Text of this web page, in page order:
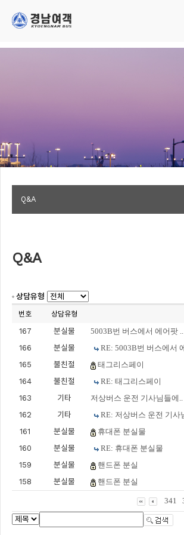
Q&A
Q&A
상담유형
번호 상담유형
167 분실물
5003B번 버스에서 에어팟 ..
166
분실물
RE: 5003B번 버스에서
165
불친절
태그리스페이
164
불친절
RE: 태그리스페이
163
기타
저상버스 운전 기사님들에..
162
기타
RE: 저상버스 운전 기사
161
분실물
휴대폰 분실물
160
분실물
RE: 휴대폰 분실물
159
분실물
핸드폰 분실
158
분실물 핸드폰 분실
341